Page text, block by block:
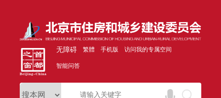
无障碍 繁體 手机版 访问我的专属空间
智能问答